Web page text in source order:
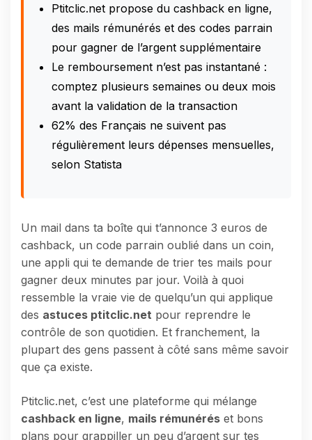
Ptitclic.net propose du cashback en ligne,
des mails rémunérés et des codes parrain
pour gagner de l’argent supplémentaire
Le remboursement n’est pas instantané :
comptez plusieurs semaines ou deux mois
avant la validation de la transaction
62% des Français ne suivent pas
régulièrement leurs dépenses mensuelles,
selon Statista
Un mail dans ta boîte qui t’annonce 3 euros de
cashback, un code parrain oublié dans un coin,
une appli qui te demande de trier tes mails pour
gagner deux minutes par jour. Voilà à quoi
ressemble la vraie vie de quelqu’un qui applique
des astuces ptitclic.net pour reprendre le
contrôle de son quotidien. Et franchement, la
plupart des gens passent à côté sans même savoir
que ça existe.
Ptitclic.net, c’est une plateforme qui mélange
cashback en ligne, mails rémunérés et bons
plans pour grappiller un peu d’argent sur tes